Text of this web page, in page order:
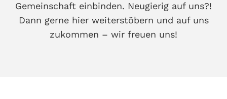
Gemeinschaft einbinden. Neugierig auf uns?!
Dann gerne hier weiterstöbern und auf uns
zukommen – wir freuen uns!